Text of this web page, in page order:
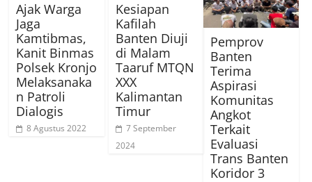
Ajak Warga
Jaga
Kamtibmas,
Kanit Binmas
Polsek Kronjo
Melaksanaka
n Patroli
Dialogis
8 Agustus 2022
Kesiapan
Kafilah
Banten Diuji
di Malam
Taaruf MTQN
XXX
Kalimantan
Timur
7 September
2024
Pemprov
Banten
Terima
Aspirasi
Komunitas
Angkot
Terkait
Evaluasi
Trans Banten
Koridor 3